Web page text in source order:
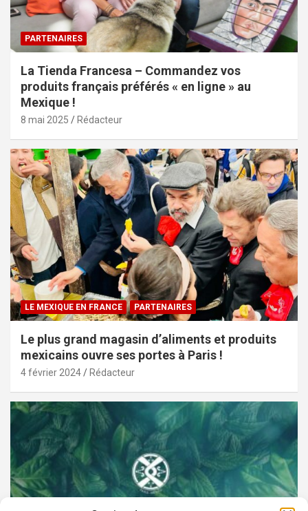
PARTENAIRES
La Tienda Francesa – Commandez vos
produits français préférés « en ligne » au
Mexique !
8 mai 2025 Rédacteur
LE MEXIQUE EN FRANCE PARTENAIRES
Le plus grand magasin d’aliments et produits
mexicains ouvre ses portes à Paris !
4 février 2024 Rédacteur